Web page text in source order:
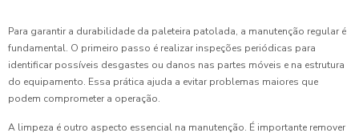
Para garantir a durabilidade da paleteira patolada, a manutenção regular é
fundamental. O primeiro passo é realizar inspeções periódicas para
identificar possíveis desgastes ou danos nas partes móveis e na estrutura
do equipamento. Essa prática ajuda a evitar problemas maiores que
podem comprometer a operação.
A limpeza é outro aspecto essencial na manutenção. É importante remover